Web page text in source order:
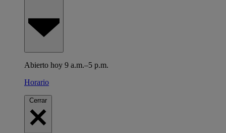
Abierto hoy 9 a.m.–5 p.m.
Horario
Cerrar